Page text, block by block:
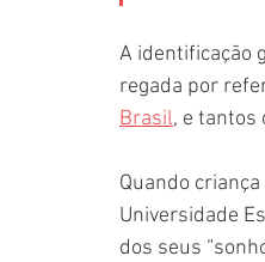
A identificação
regada por
Brasil, e tantos
Quando
Universidade
dos seus